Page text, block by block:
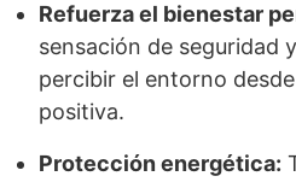
Refuerza el bienestar
sensación de seguridad
percibir el entorno
positiva.
Protección energética: